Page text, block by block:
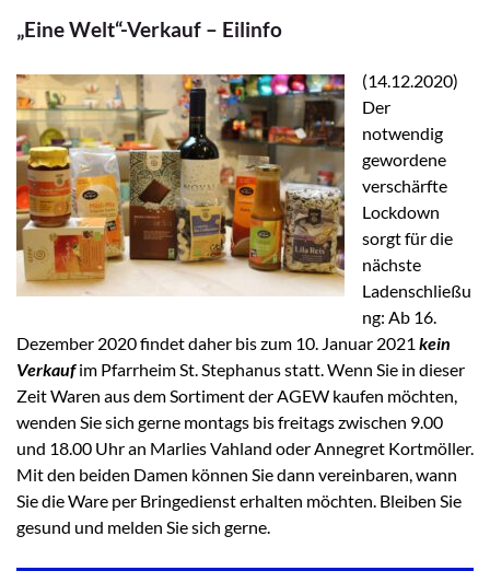
„Eine Welt“-Verkauf – Eilinfo
(14.12.2020)
Der
notwendig
gewordene
verschärfte
Lockdown
sorgt für die
nächste
Ladenschließu
ng: Ab 16.
Dezember 2020 findet daher bis zum 10. Januar 2021 kein
Verkaufim Pfarrheim St. Stephanus statt. Wenn Sie in dieser
Zeit Waren aus dem Sortiment der AGEW kaufen möchten,
wenden Sie sich gerne montags bis freitags zwischen 9.00
und 18.00 Uhr an Marlies Vahland oder Annegret Kortmöller.
Mit den beiden Damen können Sie dann vereinbaren, wann
Sie die Ware per Bringedienst erhalten möchten. Bleiben Sie
gesund und melden Sie sich gerne.